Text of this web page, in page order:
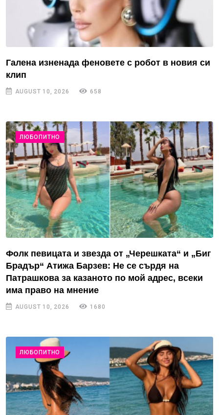
Галена изненада феновете с робот в новия си
клип
AUGUST 10, 2026 658
ЛЮБОПИТНО
Фолк певицата и звезда от „Черешката“ и „Биг
Брадър“ Атижа Барзев: Не се сърдя на
Патрашкова за казаното по мой адрес, всеки
има право на мнение
AUGUST 10, 2026 1680
ЛЮБОПИТНО